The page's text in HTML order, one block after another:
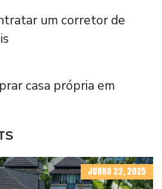
um corretor de
casa própria em
JUNHO 22, 2025